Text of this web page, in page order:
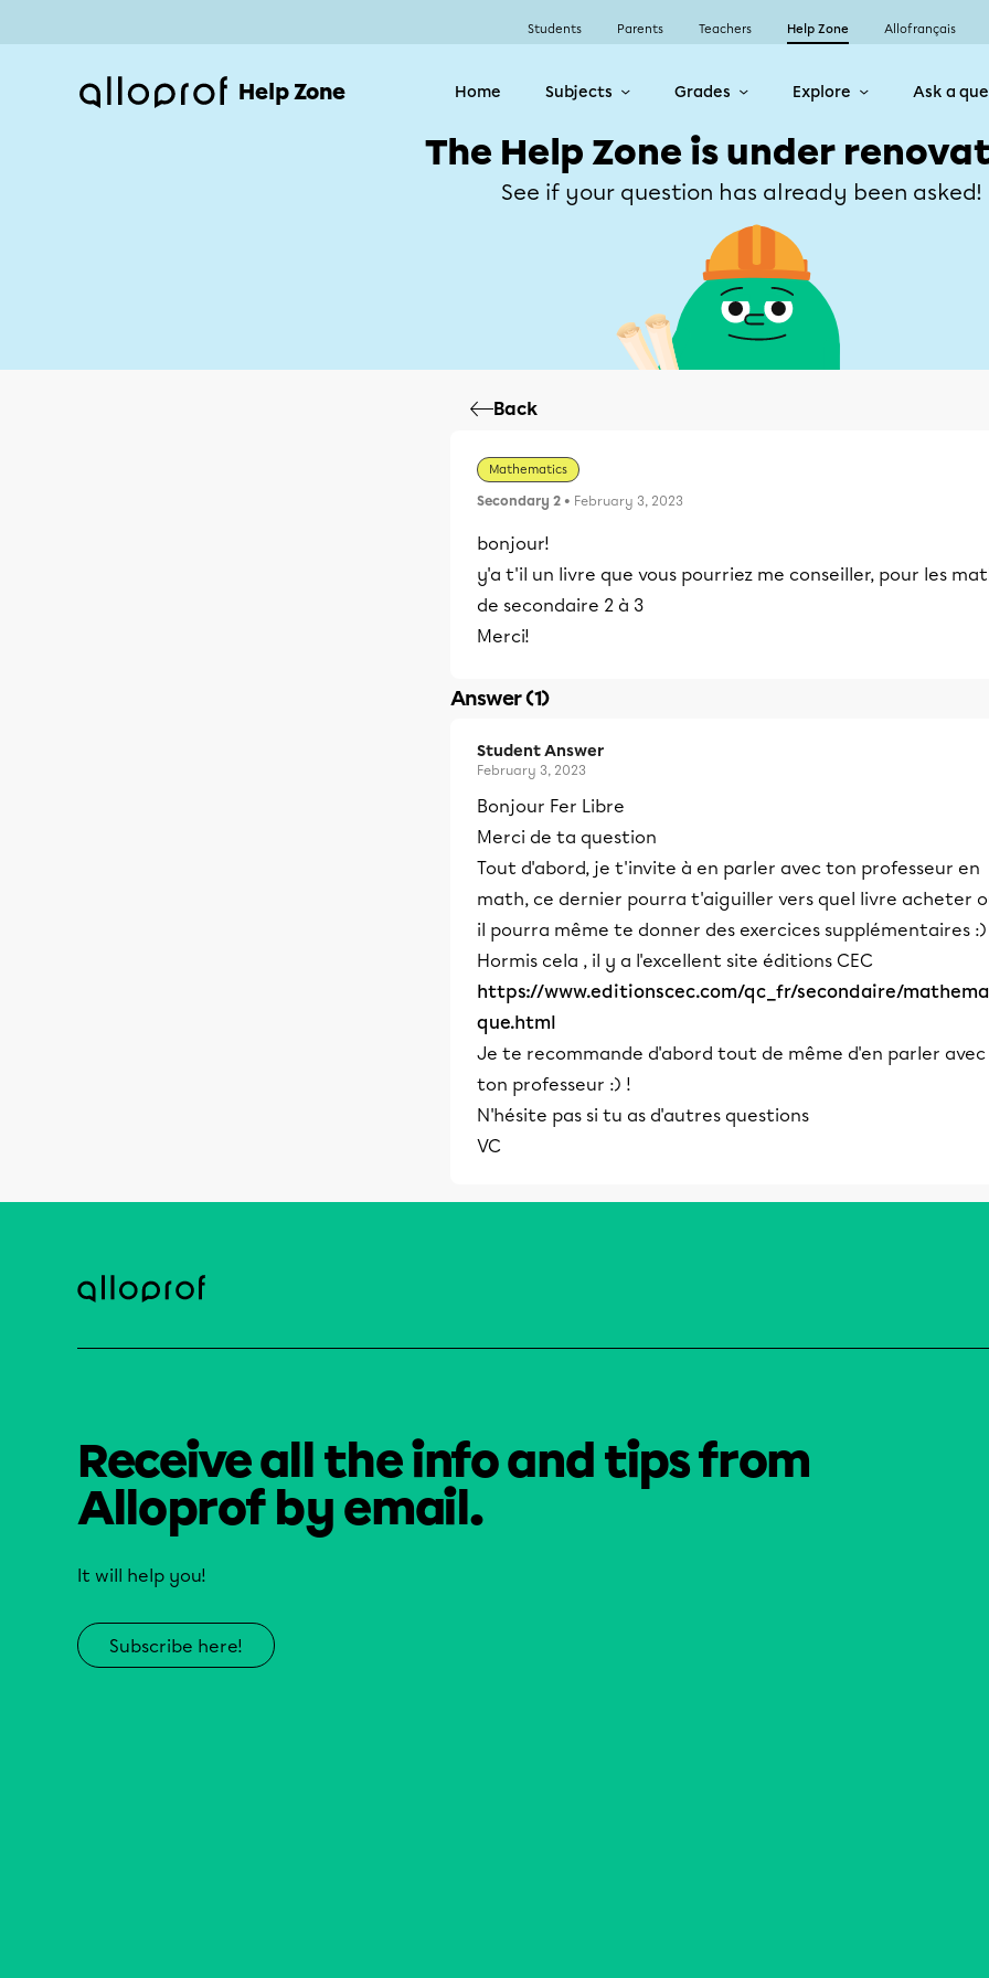
Students Parents Teachers Help Zone Allofrançais
Help Zone Home Subjects Grades Explore Ask a
The Help Zone is under
See if your question has already been asked!
Back
Mathematics
Secondary 2 • February 3, 2023
bonjour!
y'a t'il un livre que vous pourriez me conseiller, pour les
de secondaire 2 à 3
Merci!
Answer (1)
Student Answer
February 3, 2023
Bonjour Fer Libre
Merci de ta question
Tout d'abord, je t'invite à en parler avec ton professeur en
math, ce dernier pourra t'aiguiller vers quel livre acheter
il pourra même te donner des exercices supplémentaires :)
Hormis cela , il y a l'excellent site éditions CEC
https://www.editionscec.com/qc_fr/secondaire/
que.html
Je te recommande d'abord tout de même d'en parler avec
ton professeur :) !
N'hésite pas si tu as d'autres questions
VC
Receive all the info and tips from
Alloprof by email.
It will help you!
Subscribe here!